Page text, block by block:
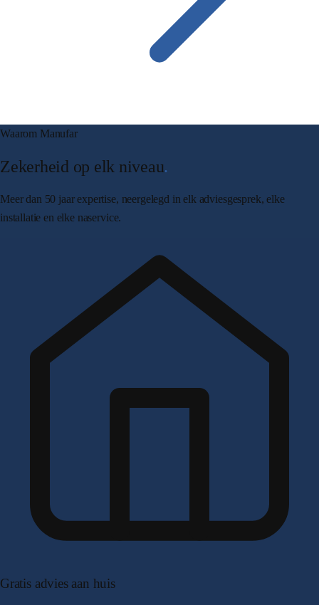
Waarom Manufar
Zekerheid op elk niveau.
Meer dan 50 jaar expertise, neergelegd in elk adviesgesprek, elke
installatie en elke naservice.
Gratis advies aan huis